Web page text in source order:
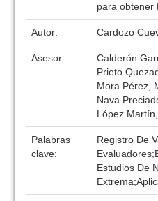
para obtener
Autor: Cardozo
Asesor:
Calderón
Prieto
Mora Pérez,
Nava
López
Palabras
clave:
Registro De
Estudios De